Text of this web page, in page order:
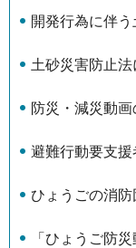
開発行為に伴
土砂災害防止
防災・減災動画
避難行動要支
ひょうごの消防
「ひょうご防